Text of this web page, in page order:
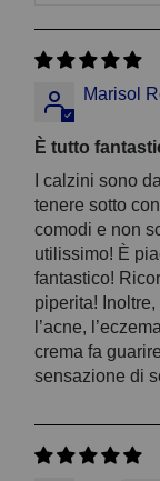
Marisol
È tutto
I calzini sono
tenere sotto
comodi e non
utilissimo! È
fantastico!
piperita!
l’acne,
crema fa
sensazione di